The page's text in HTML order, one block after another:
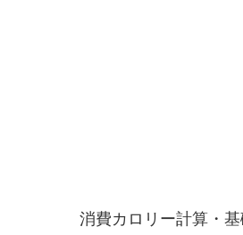
消費カロリー計算・